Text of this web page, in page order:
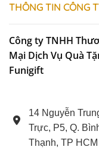
THÔNG TIN CÔNG
Công ty TNHH
Mại Dịch Vụ Quà
Funigift
14 Nguyễn
Trực, P5, Q.
Thạnh, TP HCM